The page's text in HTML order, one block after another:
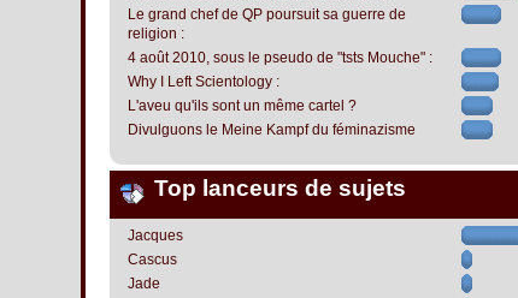
Le grand chef de QP poursuit sa guerre de
religion :
4 août 2010, sous le pseudo de "tsts Mouche" :
Why I Left Scientology :
L'aveu qu'ils sont un même cartel ?
Divulguons le Meine Kampf du féminazisme
Top lanceurs de sujets
Jacques
Cascus
Jade